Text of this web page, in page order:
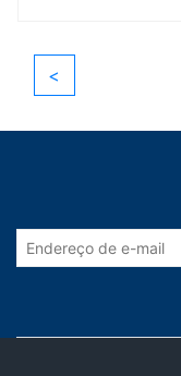
<